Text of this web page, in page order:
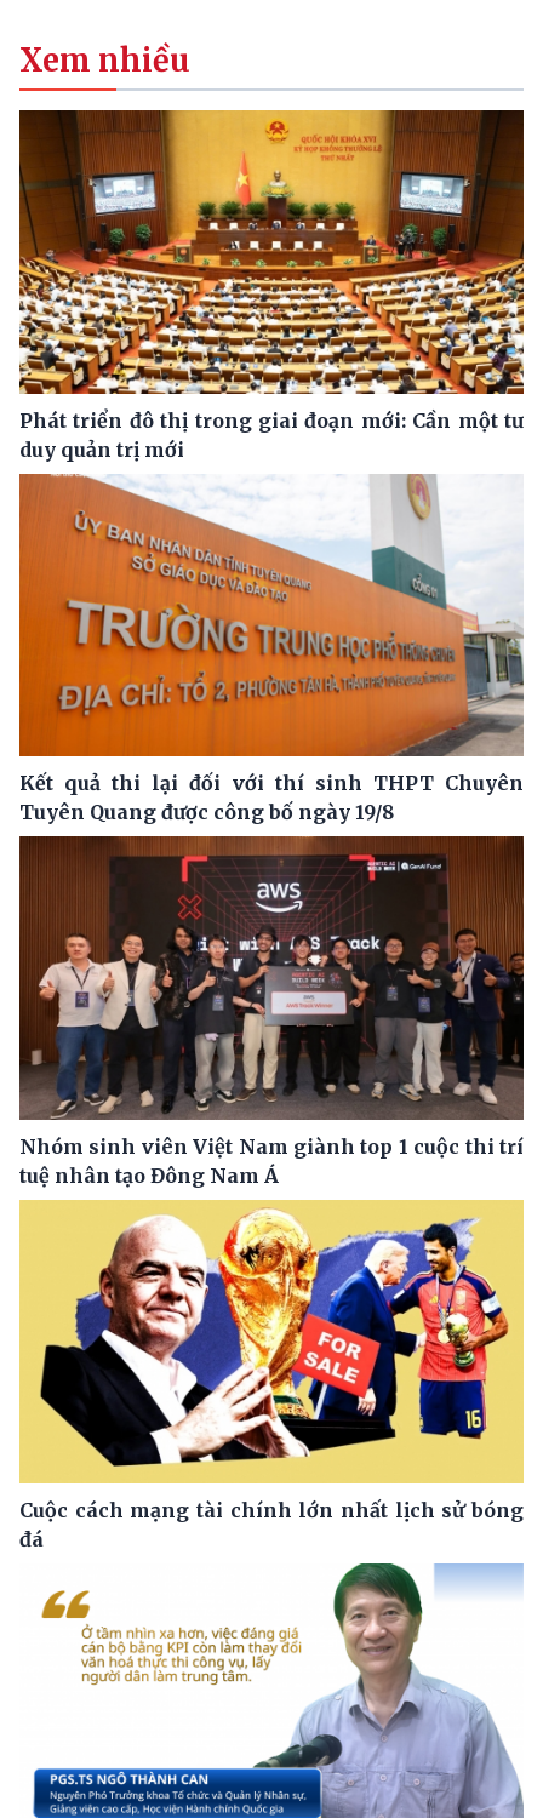
Xem nhiều
Phát triển đô thị trong giai đoạn mới: Cần một tư
duy quản trị mới
Kết quả thi lại đối với thí sinh THPT Chuyên
Tuyên Quang được công bố ngày 19/8
Nhóm sinh viên Việt Nam giành top 1 cuộc thi trí
tuệ nhân tạo Đông Nam Á
Cuộc cách mạng tài chính lớn nhất lịch sử bóng
đá